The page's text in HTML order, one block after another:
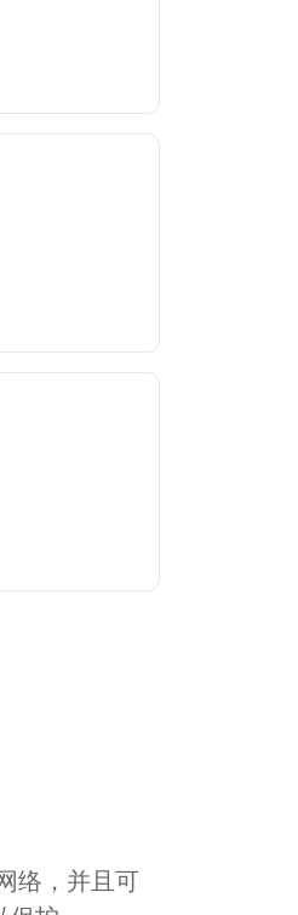
络，并且可